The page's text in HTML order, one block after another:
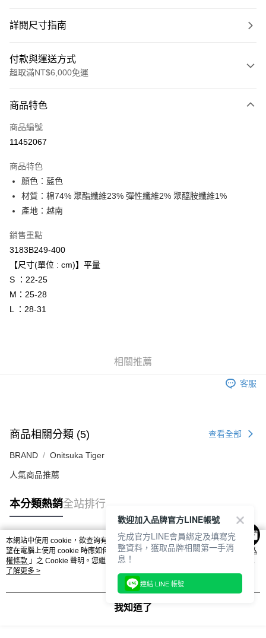
詳閱尺寸指南
付款與運送方式
超取滿NT$6,000免運
信用卡一次付款
超商取貨付款
Apple Pay
ATM付款
運送方式
全家取貨付款
每筆NT$80，滿NT$6,000(含以上)免運費
付款後7-11取貨
每筆NT$80，滿NT$6,000(含以上)免運費
宅配
商品特色
商品編號
11452067
商品特色
顏色：藍色
材質：棉74% 聚酯纖維23% 彈性纖維2% 聚醯胺纖維1%
產地：越南
銷售重點
3183B249-400
【尺寸(單位 : cm)】平量
S ：22-25
M：25-28
L ：28-31
相關推薦
客服
商品相關分類 (5) 查看全部
BRAND Onitsuka Tiger
人氣商品推薦
本分類熱銷全站排行
熱門標籤
本網站中使用 cookie，欲查詢有關本網站使用 cookie 方式之詳情，及若您不希
望在電腦上使用 cookie 時應如何變更電腦的 cookie 設定，請參閱本網站「
隱私
權條款 」之 Cookie 聲明。您繼續使用本網站即表示您同意本公司得按本網站使
用條款之 Cookie 聲明使用 cookie。
了解更多 >
我知道了
歡迎加入品牌官方LINE帳號
完成官方LINE會員綁定及填寫完
整資料，獲取品牌相關第一手消
息！
連結 LINE 帳號